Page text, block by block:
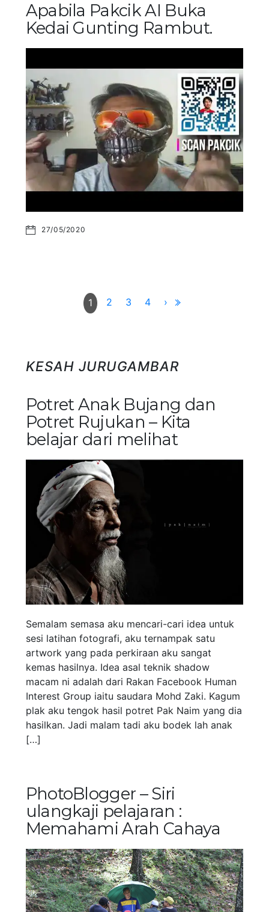
Apabila Pakcik AI Buka
Kedai Gunting Rambut.
27/05/2020
1 2 3 4 ›
KESAH JURUGAMBAR
Potret Anak Bujang dan
Potret Rujukan – Kita
belajar dari melihat
Semalam semasa aku mencari-cari idea untuk
sesi latihan fotografi, aku ternampak satu
artwork yang pada perkiraan aku sangat
kemas hasilnya. Idea asal teknik shadow
macam ni adalah dari Rakan Facebook Human
Interest Group iaitu saudara Mohd Zaki. Kagum
plak aku tengok hasil potret Pak Naim yang dia
hasilkan. Jadi malam tadi aku bodek lah anak
[…]
PhotoBlogger – Siri
ulangkaji pelajaran :
Memahami Arah Cahaya